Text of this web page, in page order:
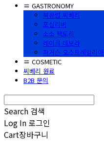
≡ GASTRONOMY
북유럽 씨베리
포실리버
소소 팩토리
레이크 데보라
퍼거슨 오스트레일리아
≡ COSMETIC
씨베리 원료
B2B 문의
Search 검색
Log In 로그인
Cart장바구니